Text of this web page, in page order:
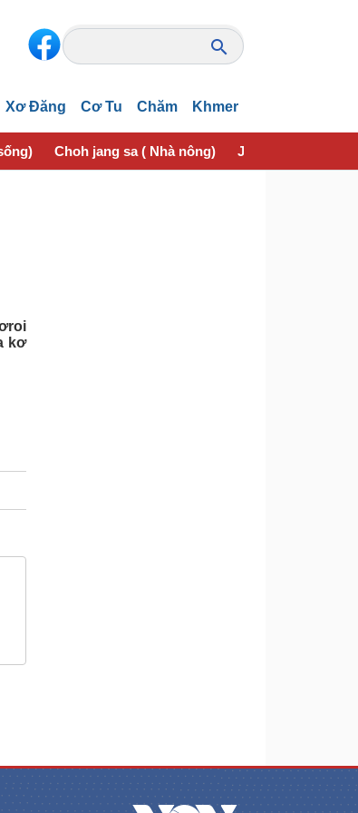
Xơ Đăng Cơ Tu Chăm Khmer
Choh jang sa ( Nhà nông) Jơhngơ̆m pran
kơ